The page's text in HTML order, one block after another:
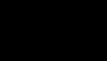
конфликта между
является
более двадцати пяти
лет;